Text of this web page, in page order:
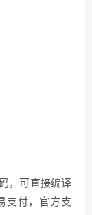
，可直接编译
支付，官方支